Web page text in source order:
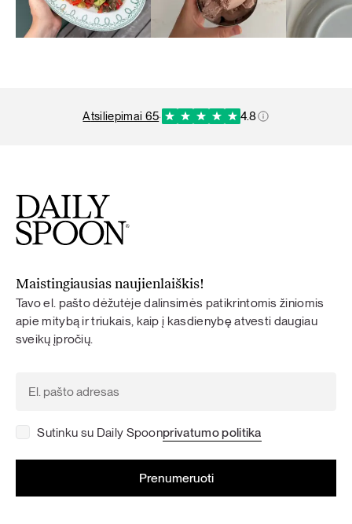
atsiliepimai 65· 4.8
Maistingiausias naujienlaiškis!
Tavo el. pašto dėžutėje dalinsimės patikrintomis žiniomis
apie mitybą ir triukais, kaip į kasdienybę atvesti daugiau
sveikų įpročių.
Sutinku su Daily Spoonprivatumo politika